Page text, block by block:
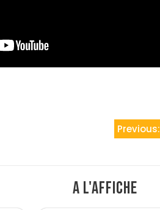
Previous:
A l'affiche